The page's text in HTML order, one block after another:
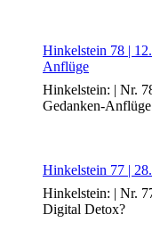
Zankel
Kunst geht
Hinkelstein 78 |
Anflüge
Hinkelstein: | Nr.
Gedanken-
Hinkelstein 77 |
Hinkelstein: | Nr.
Digital Detox?